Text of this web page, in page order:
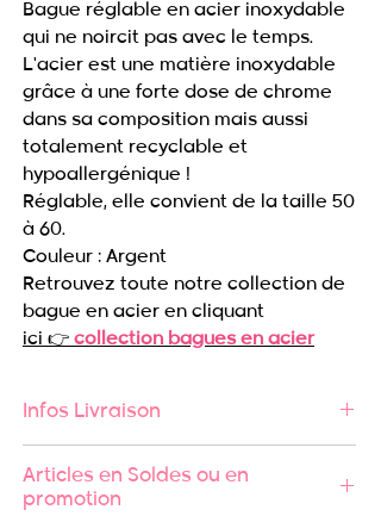
Bague réglable en acier inoxydable
qui ne noircit pas avec le temps.
L'acier est une matière inoxydable
grâce à une forte dose de chrome
dans sa composition mais aussi
totalement recyclable et
hypoallergénique !
Réglable, elle convient de la taille 50
à 60.
Couleur : Argent
Retrouvez toute notre collection de
bague en acier en cliquant
ici 👉 collection bagues en acier
Infos Livraison
🔄 Retours acceptés
Articles en Soldes ou en
promotion